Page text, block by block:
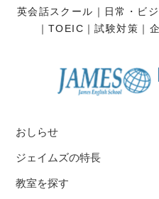
英会話スクール 日常・ビ
TOEIC
試験対策
おしらせ
ジェイムズの特長
教室を探す